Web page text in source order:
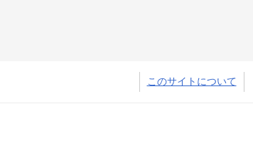
このサイトについて